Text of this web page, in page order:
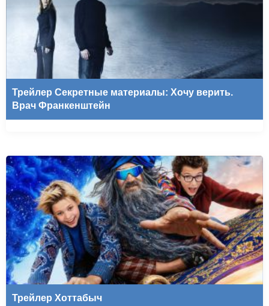
Трейлер Секретные материалы: Хочу верить.
Врач Франкенштейн
Трейлер Хоттабыч